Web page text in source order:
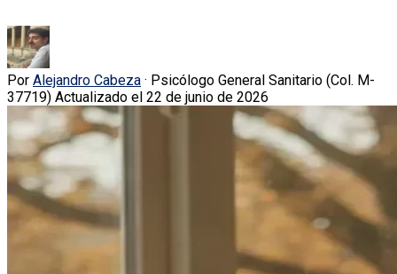
Por Alejandro Cabeza · Psicólogo General Sanitario (Col. M-
37719) Actualizado el 22 de junio de 2026